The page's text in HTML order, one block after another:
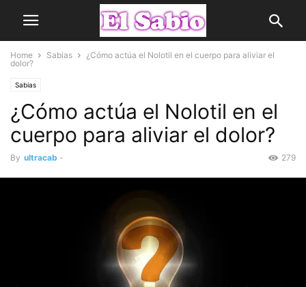
Home Sabias
¿Cómo actúa el Nolotil en el cuerpo para aliviar el
dolor?
Sabias
¿Cómo actúa el Nolotil en el
cuerpo para aliviar el dolor?
By ultracab - 279